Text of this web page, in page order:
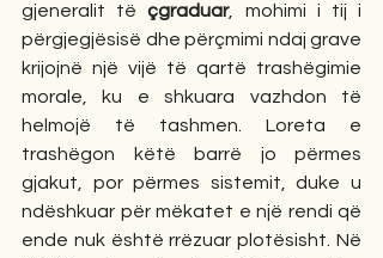
gjeneralit të çgraduar, mohimi i tij i
përgjegjësisë dhe përçmimi ndaj grave
krijojnë një vijë të qartë trashëgimie
morale, ku e shkuara vazhdon të
helmojë të tashmen. Loreta e
trashëgon këtë barrë jo përmes
gjakut, por përmes sistemit, duke u
ndëshkuar për mëkatet e një rendi që
ende nuk është rrëzuar plotësisht. Në